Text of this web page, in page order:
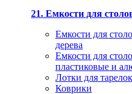
21. Емкости для
Емкости для
дерева
Емкости для
пластиковые и
Лотки для тарелок
Коврики